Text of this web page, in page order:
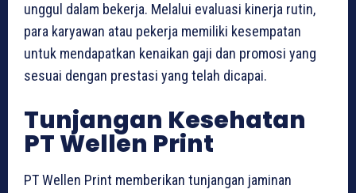
unggul dalam bekerja. Melalui evaluasi kinerja rutin,
para karyawan atau pekerja memiliki kesempatan
untuk mendapatkan kenaikan gaji dan promosi yang
sesuai dengan prestasi yang telah dicapai.
Tunjangan Kesehatan
PT Wellen Print
PT Wellen Print memberikan tunjangan jaminan